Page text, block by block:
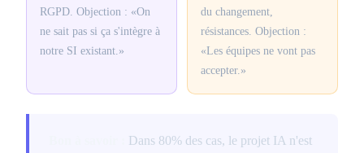
RGPD. Objection : «On
ne sait pas si ça s'intègre à
notre SI existant.»
du changement,
résistances. Objection :
«Les équipes ne vont pas
accepter.»
Dans 80% des cas, le projet IA n'est